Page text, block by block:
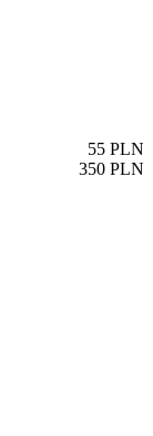
55 PLN
350 PLN